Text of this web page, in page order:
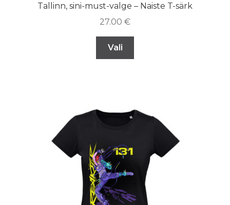
Tallinn, sini-must-valge – Naiste T-särk
27.00 €
Vali